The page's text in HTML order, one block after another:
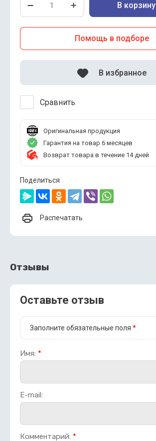
В корзину
Помощь в подборе
Сравнить
В избранное
Оригинальная продукция
Гарантия на товар 6 месяцев
Возврат товара в течение 14 дней
Поделиться
Распечатать
Отзывы
Оставьте отзыв
Заполните обязательные поля *
Имя: *
E-mail:
Комментарий: *